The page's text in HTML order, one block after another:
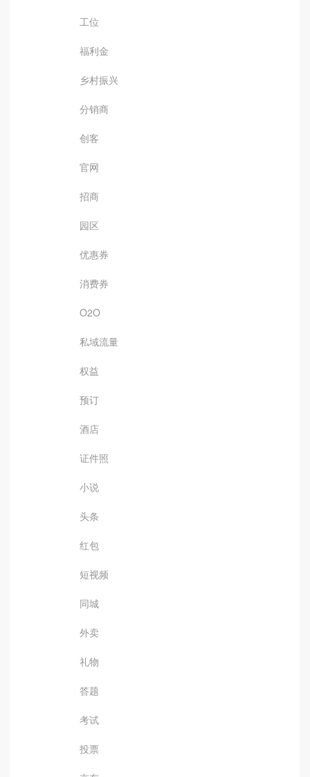
工位
福利金
乡村振兴
分销商
创客
官网
招商
园区
优惠券
消费券
O2O
私域流量
权益
预订
酒店
证件照
小说
头条
红包
短视频
同城
外卖
礼物
答题
考试
投票